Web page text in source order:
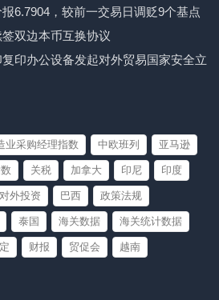
6.7904，较前一交易日调贬9个基点
双边本币互换协议
印办公设备发起对外贸易国家安全立
业采购经理指数 中欧班列 亚马逊
关税 加拿大 印尼 印度
对外投资 巴西 政策法规
泰国 海关数据 海关统计数据
财报 贸促会 越南